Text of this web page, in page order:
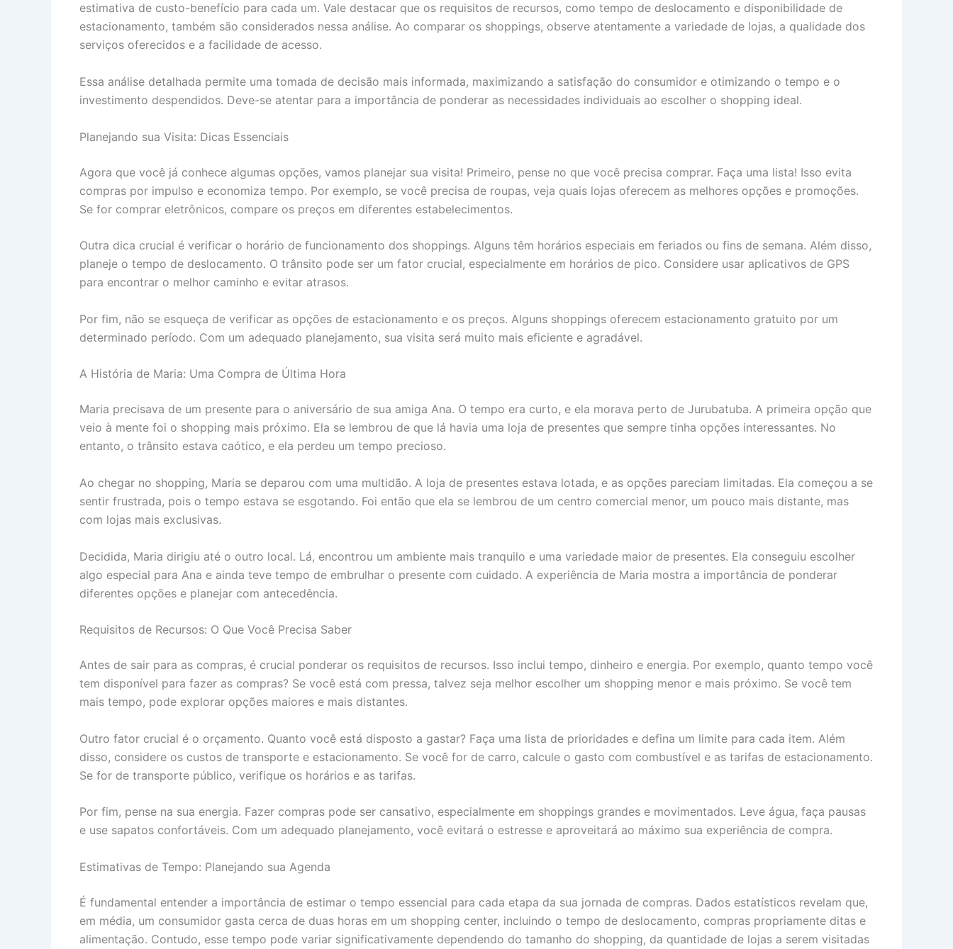
estimativa de custo-benefício para cada um. Vale destacar que os requisitos de recursos, como tempo de deslocamento e disponibilidade de
estacionamento, também são considerados nessa análise. Ao comparar os shoppings, observe atentamente a variedade de lojas, a qualidade dos
serviços oferecidos e a facilidade de acesso.
Essa análise detalhada permite uma tomada de decisão mais informada, maximizando a satisfação do consumidor e otimizando o tempo e o
investimento despendidos. Deve-se atentar para a importância de ponderar as necessidades individuais ao escolher o shopping ideal.
Planejando sua Visita: Dicas Essenciais
Agora que você já conhece algumas opções, vamos planejar sua visita! Primeiro, pense no que você precisa comprar. Faça uma lista! Isso evita
compras por impulso e economiza tempo. Por exemplo, se você precisa de roupas, veja quais lojas oferecem as melhores opções e promoções.
Se for comprar eletrônicos, compare os preços em diferentes estabelecimentos.
Outra dica crucial é verificar o horário de funcionamento dos shoppings. Alguns têm horários especiais em feriados ou fins de semana. Além disso,
planeje o tempo de deslocamento. O trânsito pode ser um fator crucial, especialmente em horários de pico. Considere usar aplicativos de GPS
para encontrar o melhor caminho e evitar atrasos.
Por fim, não se esqueça de verificar as opções de estacionamento e os preços. Alguns shoppings oferecem estacionamento gratuito por um
determinado período. Com um adequado planejamento, sua visita será muito mais eficiente e agradável.
A História de Maria: Uma Compra de Última Hora
Maria precisava de um presente para o aniversário de sua amiga Ana. O tempo era curto, e ela morava perto de Jurubatuba. A primeira opção que
veio à mente foi o shopping mais próximo. Ela se lembrou de que lá havia uma loja de presentes que sempre tinha opções interessantes. No
entanto, o trânsito estava caótico, e ela perdeu um tempo precioso.
Ao chegar no shopping, Maria se deparou com uma multidão. A loja de presentes estava lotada, e as opções pareciam limitadas. Ela começou a se
sentir frustrada, pois o tempo estava se esgotando. Foi então que ela se lembrou de um centro comercial menor, um pouco mais distante, mas
com lojas mais exclusivas.
Decidida, Maria dirigiu até o outro local. Lá, encontrou um ambiente mais tranquilo e uma variedade maior de presentes. Ela conseguiu escolher
algo especial para Ana e ainda teve tempo de embrulhar o presente com cuidado. A experiência de Maria mostra a importância de ponderar
diferentes opções e planejar com antecedência.
Requisitos de Recursos: O Que Você Precisa Saber
Antes de sair para as compras, é crucial ponderar os requisitos de recursos. Isso inclui tempo, dinheiro e energia. Por exemplo, quanto tempo você
tem disponível para fazer as compras? Se você está com pressa, talvez seja melhor escolher um shopping menor e mais próximo. Se você tem
mais tempo, pode explorar opções maiores e mais distantes.
Outro fator crucial é o orçamento. Quanto você está disposto a gastar? Faça uma lista de prioridades e defina um limite para cada item. Além
disso, considere os custos de transporte e estacionamento. Se você for de carro, calcule o gasto com combustível e as tarifas de estacionamento.
Se for de transporte público, verifique os horários e as tarifas.
Por fim, pense na sua energia. Fazer compras pode ser cansativo, especialmente em shoppings grandes e movimentados. Leve água, faça pausas
e use sapatos confortáveis. Com um adequado planejamento, você evitará o estresse e aproveitará ao máximo sua experiência de compra.
Estimativas de Tempo: Planejando sua Agenda
É fundamental entender a importância de estimar o tempo essencial para cada etapa da sua jornada de compras. Dados estatísticos revelam que,
em média, um consumidor gasta cerca de duas horas em um shopping center, incluindo o tempo de deslocamento, compras propriamente ditas e
alimentação. Contudo, esse tempo pode variar significativamente dependendo do tamanho do shopping, da quantidade de lojas a serem visitadas